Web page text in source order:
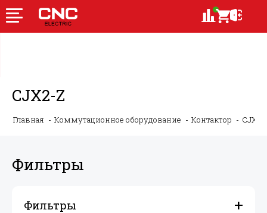
CJX2-Z
Главная Коммутационное оборудование Контактор CJX2-
Фильтры
Фильтры